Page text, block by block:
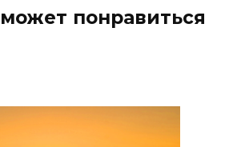
понравиться